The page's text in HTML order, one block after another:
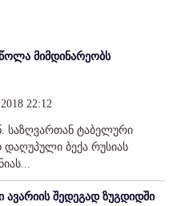
მიმდინარეობს
22:12
საზღვართან ტაბელური
ბექა რუსიას
შედეგად ზუგდიდში